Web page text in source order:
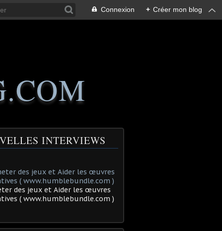
Connexion + Créer mon blog
INTERVIEWS
des jeux et Aider les œuvres
( www.humblebundle.com )